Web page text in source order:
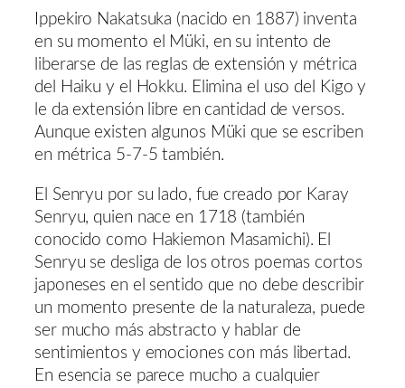
Ippekiro Nakatsuka (nacido en 1887) inventa
en su momento el Müki, en su intento de
liberarse de las reglas de extensión y métrica
del Haiku y el Hokku. Elimina el uso del Kigo y
le da extensión libre en cantidad de versos.
Aunque existen algunos Müki que se escriben
en métrica 5-7-5 también.
El Senryu por su lado, fue creado por Karay
Senryu, quien nace en 1718 (también
conocido como Hakiemon Masamichi). El
Senryu se desliga de los otros poemas cortos
japoneses en el sentido que no debe describir
un momento presente de la naturaleza, puede
ser mucho más abstracto y hablar de
sentimientos y emociones con más libertad.
En esencia se parece mucho a cualquier